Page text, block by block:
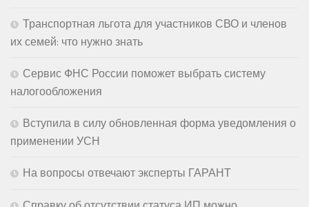
Транспортная льгота для участников СВО и членов
их семей: что нужно знать
Сервис ФНС России поможет выбрать систему
налогообложения
Вступила в силу обновленная форма уведомления о
применении УСН
На вопросы отвечают эксперты ГАРАНТ